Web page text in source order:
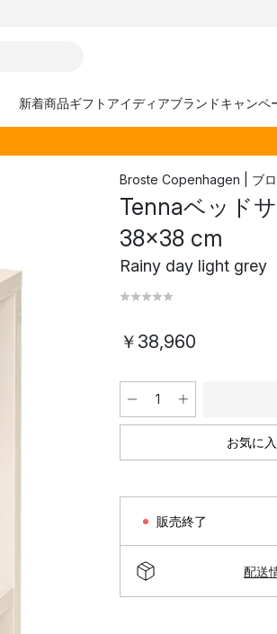
新着商品ギフトアイディアブランドキャンペ
Broste Copenhagen | ブ
Tennaベッド
38x38 cm
Rainy day light grey
￥38,960
お気に
販売終了
配送